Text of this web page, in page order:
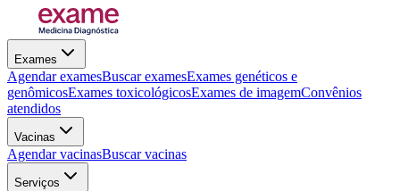
Exames
Agendar examesBuscar examesExames genéticos e
genômicosExames toxicológicosExames de imagemConvênios
atendidos
Vacinas
Agendar vacinasBuscar vacinas
Serviços